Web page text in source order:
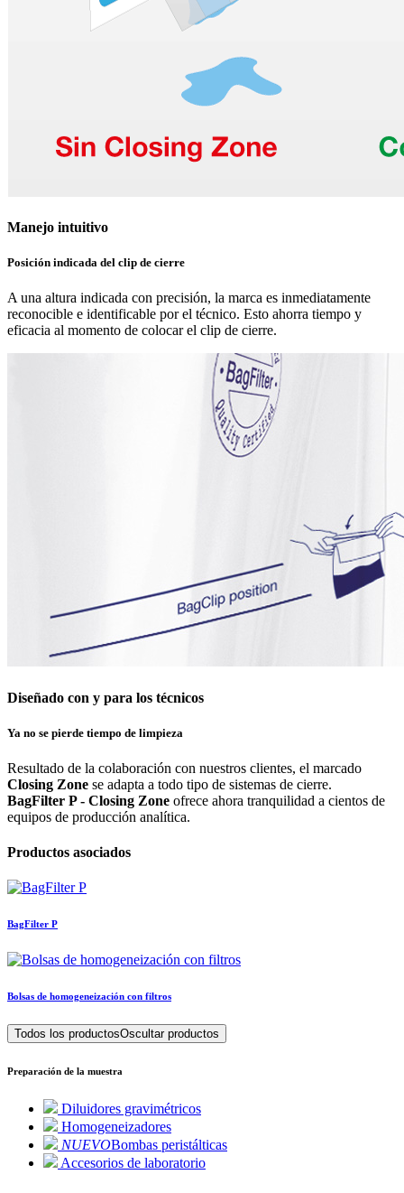
Manejo intuitivo
Posición indicada del clip de cierre
A una altura indicada con precisión, la marca es inmediatamente
reconocible e identificable por el técnico. Esto ahorra tiempo y
eficacia al momento de colocar el clip de cierre.
Diseñado con y para los técnicos
Ya no se pierde tiempo de limpieza
Resultado de la colaboración con nuestros clientes, el marcado
Closing Zone se adapta a todo tipo de sistemas de cierre.
BagFilter P - Closing Zone ofrece ahora tranquilidad a cientos de
equipos de producción analítica.
Productos asociados
BagFilter P
Bolsas de homogeneización con filtros
Todos los productosOscultar productos
Preparación de la muestra
Diluidores gravimétricos
Homogeneizadores
NUEVOBombas peristálticas
Accesorios de laboratorio